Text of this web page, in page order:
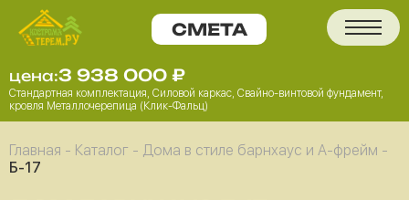
Главная - Каталог - Дома в стиле барнхаус и А-фрейм -
Б-17
цена:3 938 000 ₽
Стандартная комплектация, Силовой каркас, Свайно-винтовой фундамент,
кровля Металлочерепица (Клик-Фальц)